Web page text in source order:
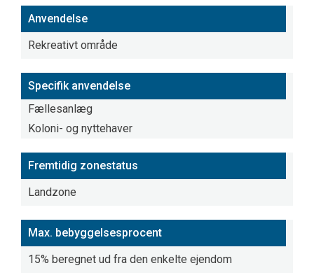
Anvendelse
Rekreativt område
Specifik anvendelse
Fællesanlæg
Koloni- og nyttehaver
Fremtidig zonestatus
Landzone
Max. bebyggelsesprocent
15% beregnet ud fra den enkelte ejendom